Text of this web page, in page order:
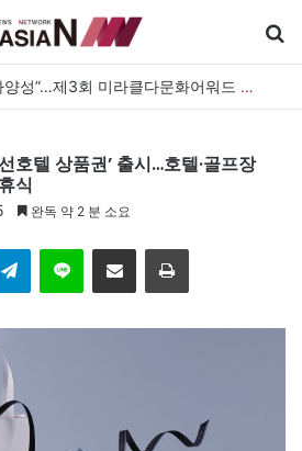
“차이가 창조하는 다양성”…제3회 미라클다문화어워드 시상식
호텔 상품권’ 출시…호텔·골프장
식
완독 약 2 분 소요
TelegramLine 이메일 인쇄